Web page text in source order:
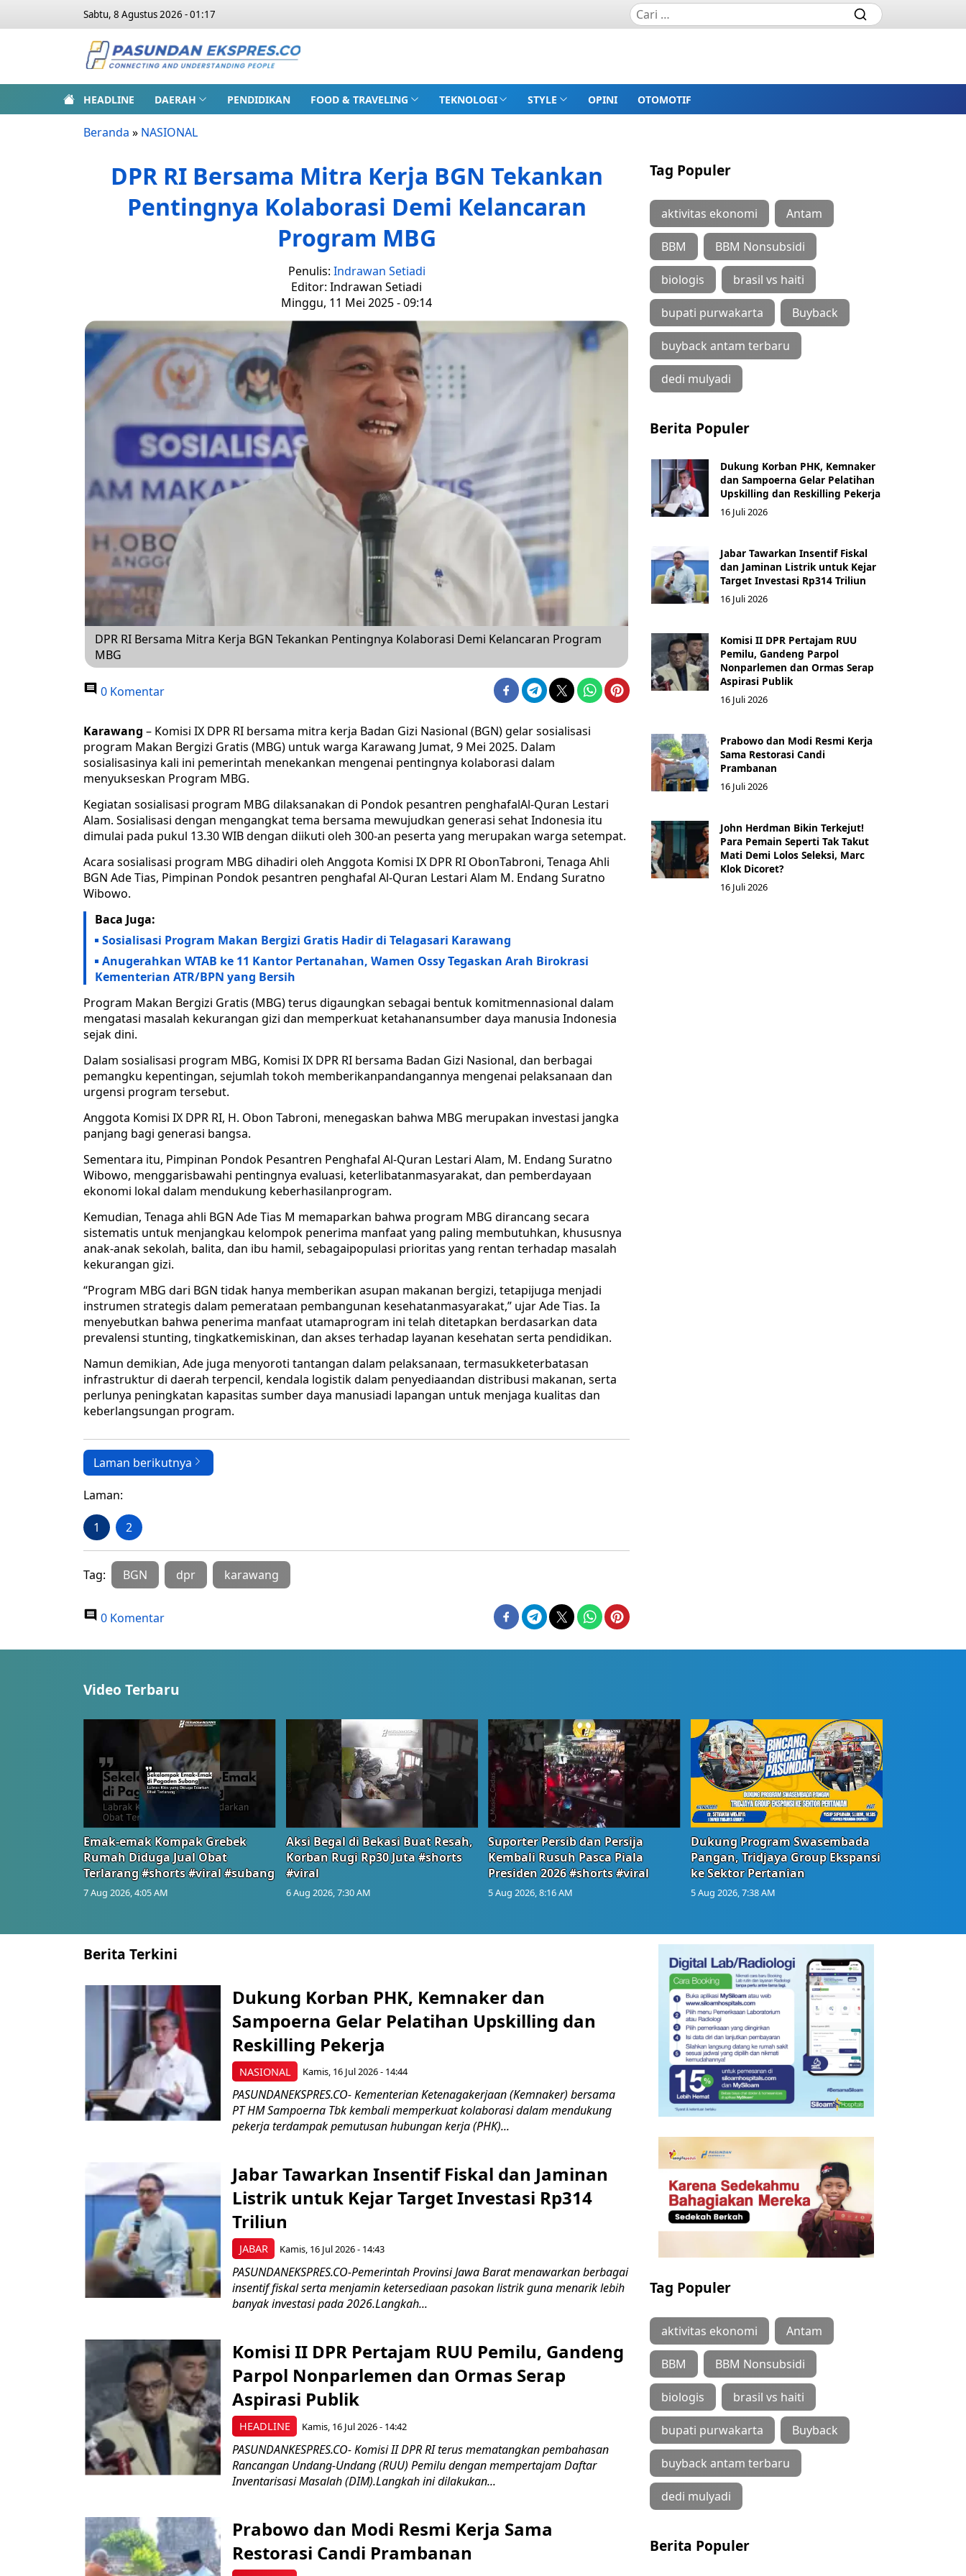
Sabtu, 8 Agustus 2026 - 01:17
HEADLINE DAERAH PENDIDIKAN FOOD & TRAVELING TEKNOLOGI STYLE OPINI OTOMOTIF
Beranda » NASIONAL
DPR RI Bersama Mitra Kerja BGN Tekankan
Pentingnya Kolaborasi Demi Kelancaran
Program MBG
Penulis: Indrawan Setiadi
Editor: Indrawan Setiadi
Minggu, 11 Mei 2025 - 09:14
DPR RI Bersama Mitra Kerja BGN Tekankan Pentingnya Kolaborasi Demi Kelancaran Program
MBG
0 Komentar
Karawang – Komisi IX DPR RI bersama mitra kerja Badan Gizi Nasional (BGN) gelar sosialisasi
program Makan Bergizi Gratis (MBG) untuk warga Karawang Jumat, 9 Mei 2025. Dalam
sosialisasinya kali ini pemerintah menekankan mengenai pentingnya kolaborasi dalam
menyukseskan Program MBG.
Kegiatan sosialisasi program MBG dilaksanakan di Pondok pesantren penghafalAl-Quran Lestari
Alam. Sosialisasi dengan mengangkat tema bersama mewujudkan generasi sehat Indonesia itu
dimulai pada pukul 13.30 WIB dengan diikuti oleh 300-an peserta yang merupakan warga setempat.
Acara sosialisasi program MBG dihadiri oleh Anggota Komisi IX DPR RI ObonTabroni, Tenaga Ahli
BGN Ade Tias, Pimpinan Pondok pesantren penghafal Al-Quran Lestari Alam M. Endang Suratno
Wibowo.
Baca Juga:
Sosialisasi Program Makan Bergizi Gratis Hadir di Telagasari Karawang
Anugerahkan WTAB ke 11 Kantor Pertanahan, Wamen Ossy Tegaskan Arah Birokrasi
Kementerian ATR/BPN yang Bersih
Program Makan Bergizi Gratis (MBG) terus digaungkan sebagai bentuk komitmennasional dalam
mengatasi masalah kekurangan gizi dan memperkuat ketahanansumber daya manusia Indonesia
sejak dini.
Dalam sosialisasi program MBG, Komisi IX DPR RI bersama Badan Gizi Nasional, dan berbagai
pemangku kepentingan, sejumlah tokoh memberikanpandangannya mengenai pelaksanaan dan
urgensi program tersebut.
Anggota Komisi IX DPR RI, H. Obon Tabroni, menegaskan bahwa MBG merupakan investasi jangka
panjang bagi generasi bangsa.
Sementara itu, Pimpinan Pondok Pesantren Penghafal Al-Quran Lestari Alam, M. Endang Suratno
Wibowo, menggarisbawahi pentingnya evaluasi, keterlibatanmasyarakat, dan pemberdayaan
ekonomi lokal dalam mendukung keberhasilanprogram.
Kemudian, Tenaga ahli BGN Ade Tias M memaparkan bahwa program MBG dirancang secara
sistematis untuk menjangkau kelompok penerima manfaat yang paling membutuhkan, khususnya
anak-anak sekolah, balita, dan ibu hamil, sebagaipopulasi prioritas yang rentan terhadap masalah
kekurangan gizi.
“Program MBG dari BGN tidak hanya memberikan asupan makanan bergizi, tetapijuga menjadi
instrumen strategis dalam pemerataan pembangunan kesehatanmasyarakat,” ujar Ade Tias. Ia
menyebutkan bahwa penerima manfaat utamaprogram ini telah ditetapkan berdasarkan data
prevalensi stunting, tingkatkemiskinan, dan akses terhadap layanan kesehatan serta pendidikan.
Namun demikian, Ade juga menyoroti tantangan dalam pelaksanaan, termasukketerbatasan
infrastruktur di daerah terpencil, kendala logistik dalam penyediaandan distribusi makanan, serta
perlunya peningkatan kapasitas sumber daya manusiadi lapangan untuk menjaga kualitas dan
keberlangsungan program.
Laman berikutnya
Laman:
1 2
Tag: BGN dpr karawang
0 Komentar
Tag Populer
aktivitas ekonomi Antam
BBM BBM Nonsubsidi
biologis brasil vs haiti
bupati purwakarta Buyback
buyback antam terbaru
dedi mulyadi
Berita Populer
Dukung Korban PHK, Kemnaker
dan Sampoerna Gelar Pelatihan
Upskilling dan Reskilling Pekerja
16 Juli 2026
Jabar Tawarkan Insentif Fiskal
dan Jaminan Listrik untuk Kejar
Target Investasi Rp314 Triliun
16 Juli 2026
Komisi II DPR Pertajam RUU
Pemilu, Gandeng Parpol
Nonparlemen dan Ormas Serap
Aspirasi Publik
16 Juli 2026
Prabowo dan Modi Resmi Kerja
Sama Restorasi Candi
Prambanan
16 Juli 2026
John Herdman Bikin Terkejut!
Para Pemain Seperti Tak Takut
Mati Demi Lolos Seleksi, Marc
Klok Dicoret?
16 Juli 2026
Video Terbaru
Emak-emak Kompak Grebek
Rumah Diduga Jual Obat
Terlarang #shorts #viral #subang
7 Aug 2026, 4:05 AM
Aksi Begal di Bekasi Buat Resah,
Korban Rugi Rp30 Juta #shorts
#viral
6 Aug 2026, 7:30 AM
Suporter Persib dan Persija
Kembali Rusuh Pasca Piala
Presiden 2026 #shorts #viral
5 Aug 2026, 8:16 AM
Dukung Program Swasembada
Pangan, Tridjaya Group Ekspansi
ke Sektor Pertanian
5 Aug 2026, 7:38 AM
Berita Terkini
NASIONAL
Dukung Korban PHK, Kemnaker dan
Sampoerna Gelar Pelatihan Upskilling dan
Reskilling Pekerja
Kamis, 16 Jul 2026 - 14:44
PASUNDANEKSPRES.CO- Kementerian Ketenagakerjaan (Kemnaker) bersama
PT HM Sampoerna Tbk kembali memperkuat kolaborasi dalam mendukung
pekerja terdampak pemutusan hubungan kerja (PHK)...
JABAR
Jabar Tawarkan Insentif Fiskal dan Jaminan
Listrik untuk Kejar Target Investasi Rp314
Triliun
Kamis, 16 Jul 2026 - 14:43
PASUNDANEKSPRES.CO-Pemerintah Provinsi Jawa Barat menawarkan berbagai
insentif fiskal serta menjamin ketersediaan pasokan listrik guna menarik lebih
banyak investasi pada 2026.Langkah...
HEADLINE
Komisi II DPR Pertajam RUU Pemilu, Gandeng
Parpol Nonparlemen dan Ormas Serap
Aspirasi Publik
Kamis, 16 Jul 2026 - 14:42
PASUNDANKESPRES.CO- Komisi II DPR RI terus mematangkan pembahasan
Rancangan Undang-Undang (RUU) Pemilu dengan mempertajam Daftar
Inventarisasi Masalah (DIM).Langkah ini dilakukan...
Prabowo dan Modi Resmi Kerja Sama
Restorasi Candi Prambanan
Tag Populer
aktivitas ekonomi Antam
BBM BBM Nonsubsidi
biologis brasil vs haiti
bupati purwakarta Buyback
buyback antam terbaru
dedi mulyadi
Berita Populer